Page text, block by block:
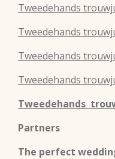
Tweedehands
Tweedehands
Tweedehands
Tweedehands
Tweedehands
Partners
The perfect